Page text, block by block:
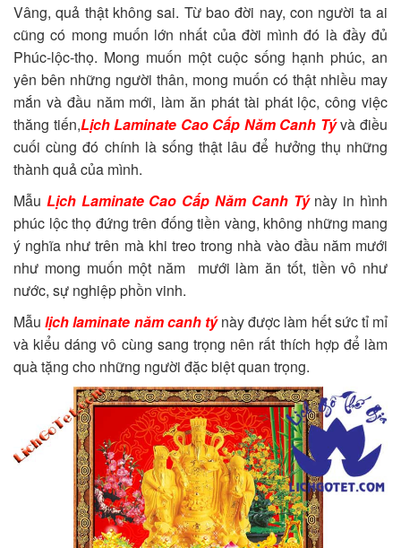
Vâng, quả thật không sai. Từ bao đời nay, con người ta ai
cũng có mong muốn lớn nhất của đời mình đó là đầy đủ
Phúc-lộc-thọ. Mong muốn một cuộc sống hạnh phúc, an
yên bên những người thân, mong muốn có thật nhiều may
mắn và đầu năm mới, làm ăn phát tài phát lộc, công việc
thăng tiến,Lịch Laminate Cao Cấp Năm Canh Tývà điều
cuối cùng đó chính là sống thật lâu để hưởng thụ những
thành quả của mình.
Mẫu Lịch Laminate Cao Cấp Năm Canh Týnày in hình
phúc lộc thọ đứng trên đống tiền vàng, không những mang
ý nghĩa như trên mà khi treo trong nhà vào đầu năm mưới
như mong muốn một năm mưới làm ăn tốt, tiền vô như
nước, sự nghiệp phồn vinh.
Mẫulịch laminate năm canh týnày được làm hết sức tỉ mỉ
và kiểu dáng vô cùng sang trọng nên rất thích hợp để làm
quà tặng cho những người đặc biệt quan trọng.